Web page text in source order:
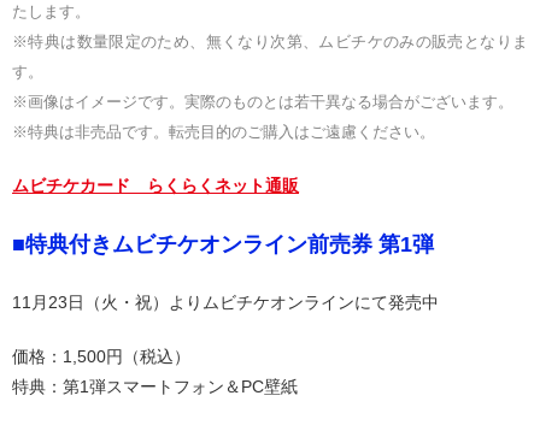
たします。
※特典は数量限定のため、無くなり次第、ムビチケのみの販売となりま
す。
※画像はイメージです。実際のものとは若干異なる場合がございます。
※特典は非売品です。転売目的のご購入はご遠慮ください。
ムビチケカード らくらくネット通販
■特典付きムビチケオンライン前売券 第1弾
11月23日（火・祝）よりムビチケオンラインにて発売中
価格：1,500円（税込）
特典：第1弾スマートフォン＆PC壁紙